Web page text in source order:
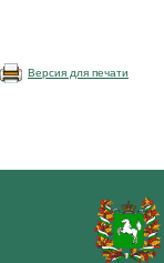
Версия для печати